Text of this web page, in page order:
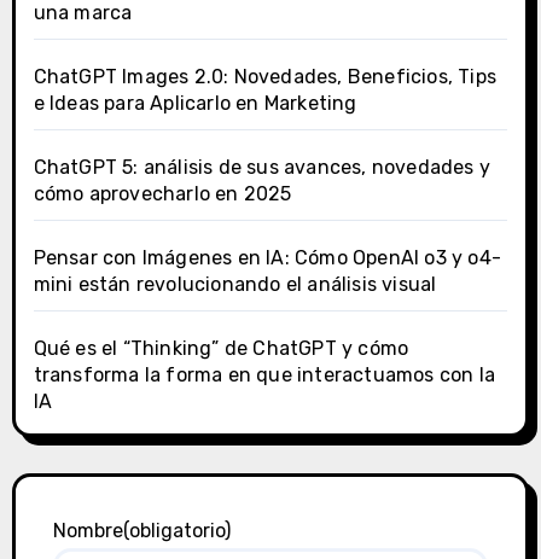
una marca
ChatGPT Images 2.0: Novedades, Beneficios, Tips
e Ideas para Aplicarlo en Marketing
ChatGPT 5: análisis de sus avances, novedades y
cómo aprovecharlo en 2025
Pensar con Imágenes en IA: Cómo OpenAI o3 y o4-
mini están revolucionando el análisis visual
Qué es el “Thinking” de ChatGPT y cómo
transforma la forma en que interactuamos con la
IA
Nombre(obligatorio)